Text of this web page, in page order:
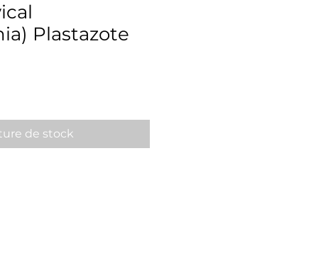
Plastazote
de stock